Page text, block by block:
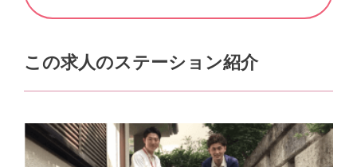
この求人のステーション紹介